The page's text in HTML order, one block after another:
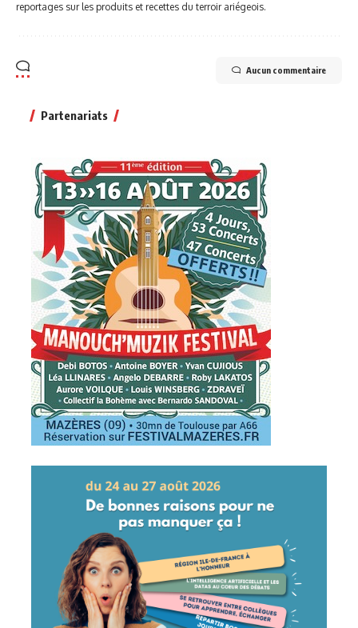
reportages sur les produits et recettes du terroir ariégeois.
Aucun commentaire
Partenariats